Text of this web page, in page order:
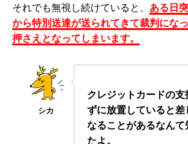
それでも無視し続けていると、 ある日
から特別送達が送られてきて裁判にな
押さえとなってしまいます。
シカ
クレジットカードの支
ずに放置していると差
なることがあるなんて
たよ。